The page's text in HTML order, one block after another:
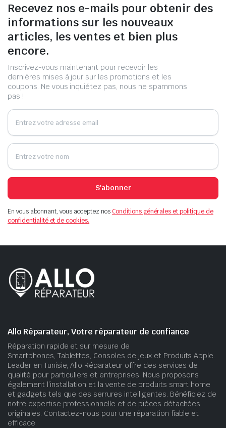
Recevez nos e-mails pour obtenir des
informations sur les nouveaux
articles, les ventes et bien plus
encore.
Inscrivez-vous maintenant pour recevoir les
dernières mises à jour sur les promotions et les
coupons. Ne vous inquiétez pas, nous ne spammons
pas !
S'abonner
En vous abonnant, vous acceptez nosConditions générales et politique de
confidentialité et de cookies.
Allo Réparateur, Votre réparateur de confiance
Réparation rapide et sur mesure de
Smartphones, Tablettes, Consoles de jeux et Produits Apple.
Leader en Tunisie, Allo Réparateur offre des services de
qualité pour particuliers et entreprises. Nous proposons
également l’installation et la vente de produits smart home
et gadgets tels que des serrures intelligentes. Bénéficiez de
notre expertise professionnelle et de pièces détachées
originales. Contactez-nous pour une réparation fiable et
efficace.